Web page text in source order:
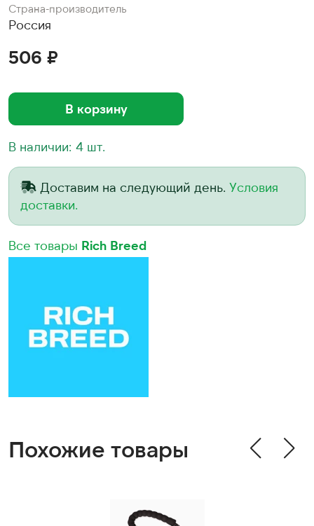
Страна-производитель
Россия
506 ₽
В корзину
В наличии: 4 шт.
Доставим на следующий день. Условия
доставки.
Все товары Rich Breed
Похожие товары